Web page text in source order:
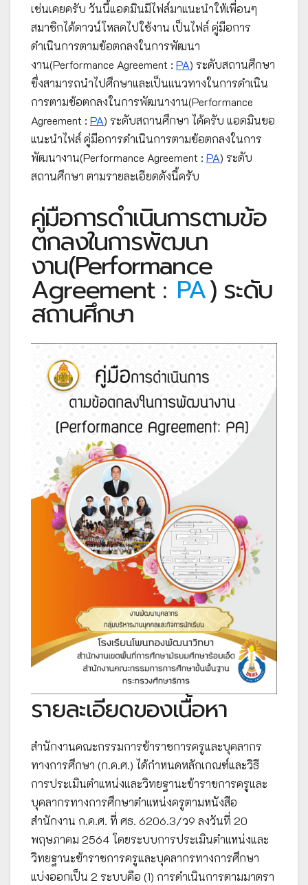
เช่นเคยครับ วันนี้แอดมินมีไฟล์มาแนะนำให้เพื่อนๆ
สมาชิกได้ดาวน์โหลดไปใช้งาน เป็นไฟล์ คู่มือการ
ดำเนินการตามข้อตกลงในการพัฒนา
งาน(Performance Agreement : PA) ระดับสถานศึกษา
ซึ่งสามารถนำไปศึกษาและเป็นแนวทางในการดำเนิน
การตามข้อตกลงในการพัฒนางาน(Performance
Agreement : PA) ระดับสถานศึกษา ได้ครับ แอดมินขอ
แนะนำไฟล์ คู่มือการดำเนินการตามข้อตกลงในการ
พัฒนางาน(Performance Agreement : PA) ระดับ
สถานศึกษา ตามรายละเอียดดังนี้ครับ
คู่มือการดำเนินการตามข้อ
ตกลงในการพัฒนา
งาน(Performance
Agreement : PA) ระดับ
สถานศึกษา
รายละเอียดของเนื้อหา
สำนักงานคณะกรรมการข้าราชการครูและบุคลากร
ทางการศึกษา (ก.ค.ศ.) ได้กำหนดหลักเกณฑ์และวิธี
การประเมินตำแหน่งและวิทยฐานะข้าราชการครูและ
บุคลากรทางการศึกษาตำแหน่งครูตามหนังสือ
สำนักงาน ก.ค.ศ. ที่ ศธ. 6206.3/ว9 ลงวันที่ 20
พฤษภาคม 2564 โดยระบบการประเมินตำแหน่งและ
วิทยฐานะข้าราชการครูและบุคลากรทางการศึกษา
แบ่งออกเป็น 2 ระบบคือ (1) การดำเนินการตามมาตรา